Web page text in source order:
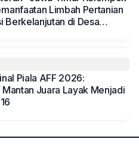
Limbah Pertanian
Berkelanjutan di Desa
Dihadiri Rektorat dan
Piala AFF 2026:
Juara Layak Menjadi